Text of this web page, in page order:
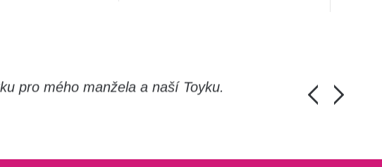
pro mého manžela a naší Toyku. Chlapi, moc
Honza Pánka,